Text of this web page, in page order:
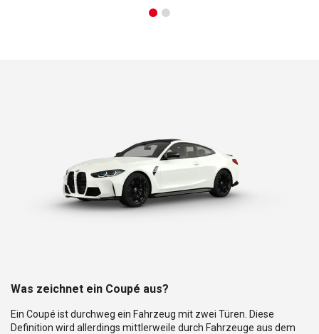
Was zeichnet ein Coupé aus?
Ein Coupé ist durchweg ein Fahrzeug mit zwei Türen. Diese
Definition wird allerdings mittlerweile durch Fahrzeuge aus dem